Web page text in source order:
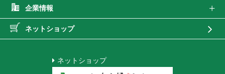
企業情報
ネットショップ
ネットショップ